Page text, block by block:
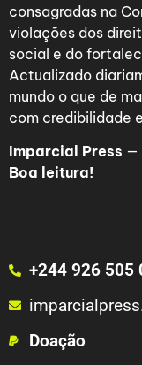
consagradas na
violações dos
social e do
Actualizado
mundo o que de
com credibilidade
Imparcial Press —
Boa leitura!
+244 926 505
Doação